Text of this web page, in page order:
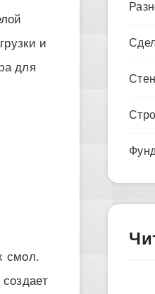
и
для
смол.